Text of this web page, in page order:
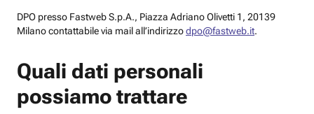
DPO presso Fastweb S.p.A., Piazza Adriano Olivetti 1, 20139
Milano contattabile via mail all’indirizzodpo@fastweb.it.
Quali dati personali
possiamo trattare